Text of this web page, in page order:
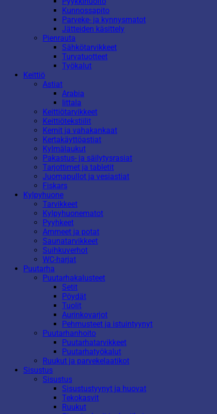
Kunnossapito
Parveke- ja kynnysmatot
Jätteiden käsittely
Pienrauta
Sähkötarvikkeet
Turvatuotteet
Työkalut
Keittiö
Astiat
Arabia
Iittala
Keittiötarvikkeet
Keittiötekstiilit
Kernit ja vahakankaat
Kertakäyttöastiat
Kylmälaukut
Pakastus- ja säilytysrasiat
Tarjottimet ja tabletit
Juomapullot ja vesiastiat
Fiskars
Kylpyhuone
Tarvikkeet
Kylpyhuonematot
Pyyhkeet
Ammeet ja potat
Saunatarvikkeet
Suihkuverhot
WC-harjat
Puutarha
Puutarhakalusteet
Setit
Pöydät
Tuolit
Aurinkovarjot
Pehmusteet ja istuintyynyt
Puutarhanhoito
Puutarhatarvikkeet
Puutarhatyökalut
Ruukut ja parvekelaatikot
Sisustus
Sisustus
Sisustustyynyt ja huovat
Tekokasvit
Ruukut